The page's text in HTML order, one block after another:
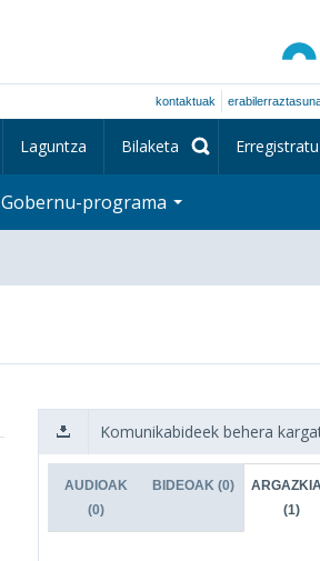
kontaktuak
Laguntza Bilaketa Erregistratu
Gobernu-programa
Komunikabideek behera
AUDIOAK
(0)
BIDEOAK (0)
(1)